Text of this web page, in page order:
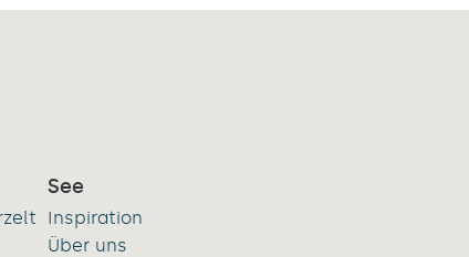
See
Inspiration
Über uns